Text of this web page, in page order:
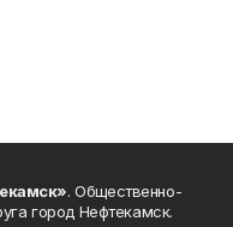
. Общественно-
город Нефтекамск.